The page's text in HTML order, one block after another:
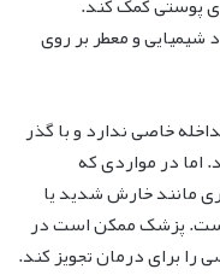
شیمیایی و معطر بر روی
خاصی ندارد و با گذر
اما در مواردی که
مانند خارش شدید یا
پزشک ممکن است در
را برای درمان تجویز کند.